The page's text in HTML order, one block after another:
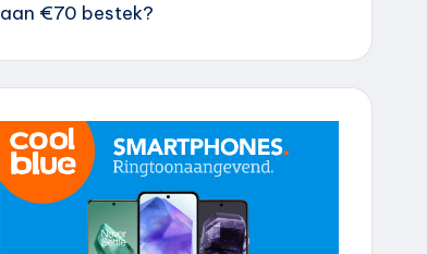
aan €70 bestek?